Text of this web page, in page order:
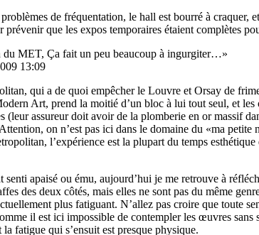
de fréquentation, le hall est bourré à craquer,
prévenir que les expos temporaires étaient complètes
MET, Ça fait un peu beaucoup à ingurgiter…
13:09
qui a de quoi empêcher le Louvre et Orsay de
Art, prend la moitié d’un bloc à lui tout seul, et
(leur assureur doit avoir de la plomberie en or massif
on n’est pas ici dans le domaine du
ma petite
l’expérience est la plupart du temps
apaisé ou ému, aujourd’hui je me retrouve à
des deux côtés, mais elles ne sont pas du même
plus fatiguant. N’allez pas croire que toute
il est ici impossible de contempler les œuvres sans
fatigue qui s’ensuit est presque physique.